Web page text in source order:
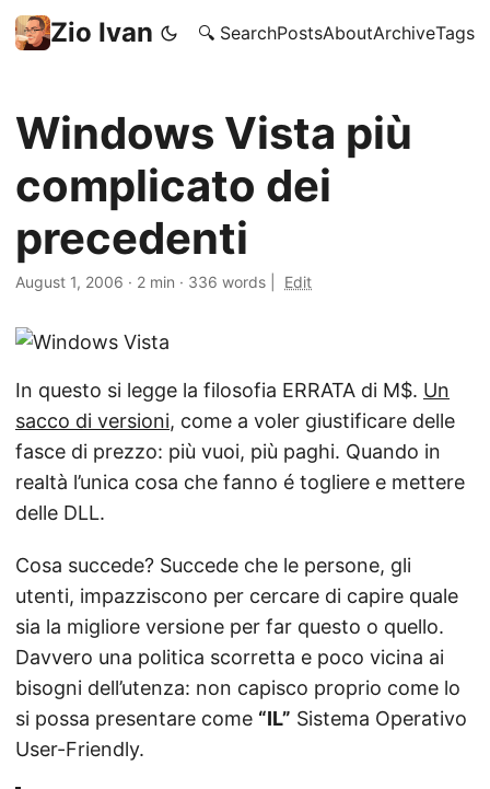
Zio Ivan 🔍 SearchPostsAboutArchiveTags
Windows Vista più
complicato dei
precedenti
August 1, 2006 · 2 min · 336 words Edit
In questo si legge la filosofia ERRATA di M$. Un
sacco di versioni, come a voler giustificare delle
fasce di prezzo: più vuoi, più paghi. Quando in
realtà l’unica cosa che fanno é togliere e mettere
delle DLL.
Cosa succede? Succede che le persone, gli
utenti, impazziscono per cercare di capire quale
sia la migliore versione per far questo o quello.
Davvero una politica scorretta e poco vicina ai
bisogni dell’utenza: non capisco proprio come lo
si possa presentare come “IL” Sistema Operativo
User-Friendly.